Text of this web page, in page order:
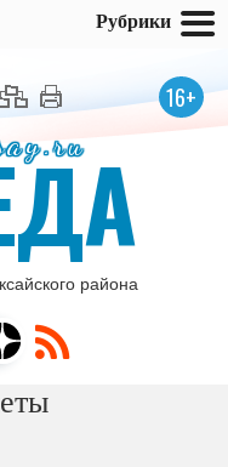
16+
района
Рубрики